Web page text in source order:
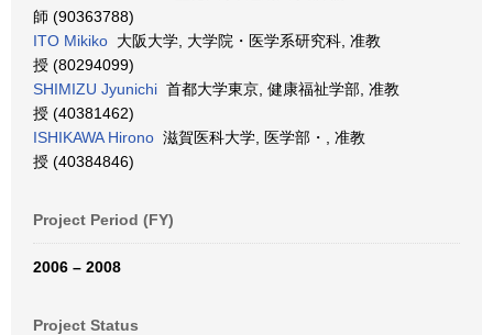
師 (90363788)
ITO Mikiko 大阪大学, 大学院・医学系研究科, 准教
授 (80294099)
SHIMIZU Jyunichi 首都大学東京, 健康福祉学部, 准教
授 (40381462)
ISHIKAWA Hirono 滋賀医科大学, 医学部・, 准教
授 (40384846)
Project Period (FY)
2006 – 2008
Project Status